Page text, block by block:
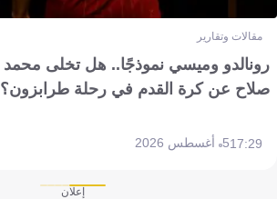
مقالات وتقارير
رونالدو وميسي نموذجًا.. هل تخلى محمد
صلاح عن كرة القدم في رحلة طرابزون؟
17:295 أغسطس 2026
إعلان